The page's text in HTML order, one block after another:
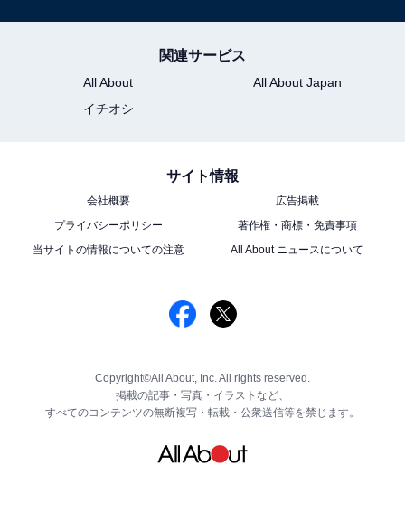
関連サービス
All About
All About Japan
イチオシ
サイト情報
会社概要
広告掲載
プライバシーポリシー
著作権・商標・免責事項
当サイトの情報についての注意
All About ニュースについて
Copyright©All About, Inc. All rights reserved.
掲載の記事・写真・イラストなど、
すべてのコンテンツの無断複写・転載・公衆送信等を禁じます。